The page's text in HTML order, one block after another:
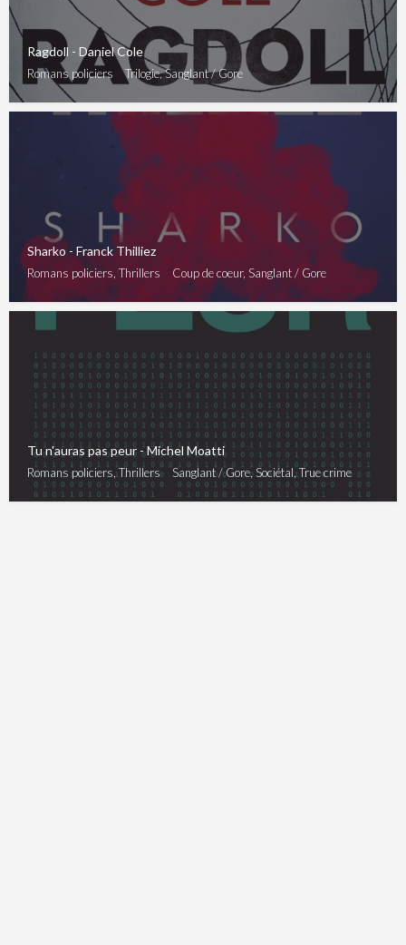
Ragdoll - Daniel Cole
Romans policiers Trilogie, Sanglant / Gore
Sharko - Franck Thilliez
Romans policiers, Thrillers Coup de coeur, Sanglant / Gore
Tu n'auras pas peur - Michel Moatti
Romans policiers, Thrillers Sanglant / Gore, Sociétal, True crime